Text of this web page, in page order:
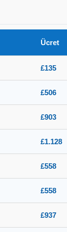
Ücret
£135
£506
£903
£1.128
£558
£558
£937